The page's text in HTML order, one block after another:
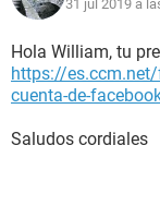
31 jul 2019 a
Hola William, tu
https://
cuenta-de-
Saludos cordiales